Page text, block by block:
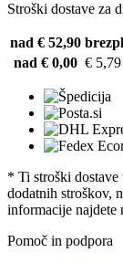
Stroški dostave za
nad € 52,90
nad € 0,00 € 5,79
* Ti stroški
dodatnih stroškov,
informacije najdete
Pomoč in podpora